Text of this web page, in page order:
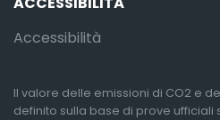
Accessibilità
Il valore delle emissioni di CO2 e
definito sulla base di prove ufficiali